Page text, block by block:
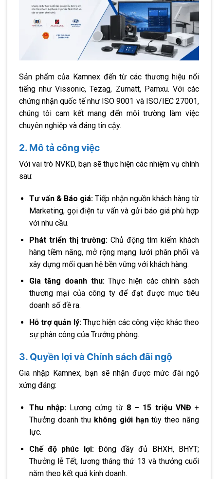
Sản phẩm của Kamnex đến từ các thương hiệu nổi
tiếng như Vissonic, Tezag, Zumatt, Pamxu. Với các
chứng nhận quốc tế như ISO 9001 và ISO/IEC 27001,
chúng tôi cam kết mang đến môi trường làm việc
chuyên nghiệp và đáng tin cậy.
2. Mô tả công việc
Với vai trò NVKD, bạn sẽ thực hiện các nhiệm vụ chính
sau:
Tư vấn & Báo giá: Tiếp nhận nguồn khách hàng từ
Marketing, gọi điện tư vấn và gửi báo giá phù hợp
với nhu cầu.
Phát triển thị trường: Chủ động tìm kiếm khách
hàng tiềm năng, mở rộng mạng lưới phân phối và
xây dựng mối quan hệ bền vững với khách hàng.
Gia tăng doanh thu:Thực hiện các chính sách
thương mại của công ty để đạt được mục tiêu
doanh số đề ra.
Hỗ trợ quản lý:Thực hiện các công việc khác theo
sự phân công của Trưởng phòng.
3. Quyền lợi và Chính sách đãi ngộ
Gia nhập Kamnex, bạn sẽ nhận được mức đãi ngộ
xứng đáng:
Thu nhập: Lương cứng từ 8 – 15 triệu VNĐ +
Thưởng doanh thu không giới hạntùy theo năng
lực.
Chế độ phúc lợi:Đóng đầy đủ BHXH, BHYT;
Thưởng lễ Tết, lương tháng thứ 13 và thưởng cuối
năm theo kết quả kinh doanh.